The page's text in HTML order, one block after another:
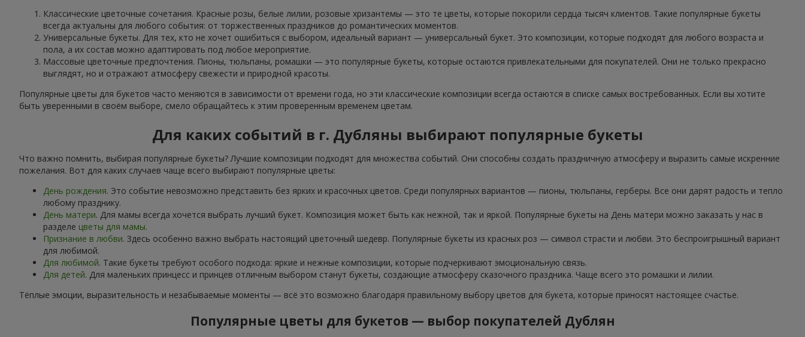
Классические цветочные сочетания. Красные розы, белые лилии, розовые хризантемы — это те цветы, которые покорили сердца тысяч клиентов. Такие популярные букеты
всегда актуальны для любого события: от торжественных праздников до романтических моментов.
Универсальные букеты. Для тех, кто не хочет ошибиться с выбором, идеальный вариант — универсальный букет. Это композиции, которые подходят для любого возраста и
пола, а их состав можно адаптировать под любое мероприятие.
Массовые цветочные предпочтения. Пионы, тюльпаны, ромашки — это популярные букеты, которые остаются привлекательными для покупателей. Они не только прекрасно
выглядят, но и отражают атмосферу свежести и природной красоты.
Популярные цветы для букетов часто меняются в зависимости от времени года, но эти классические композиции всегда остаются в списке самых востребованных. Если вы хотите
быть уверенными в своём выборе, смело обращайтесь к этим проверенным временем цветам.
Для каких событий в г. Дубляны выбирают популярные букеты
Что важно помнить, выбирая популярные букеты? Лучшие композиции подходят для множества событий. Они способны создать праздничную атмосферу и выразить самые искренние
пожелания. Вот для каких случаев чаще всего выбирают популярные цветы:
День рождения. Это событие невозможно представить без ярких и красочных цветов. Среди популярных вариантов — пионы, тюльпаны, герберы. Все они дарят радость и тепло
любому празднику.
День матери. Для мамы всегда хочется выбрать лучший букет. Композиция может быть как нежной, так и яркой. Популярные букеты на День матери можно заказать у нас в
разделе цветы для мамы.
Признание в любви. Здесь особенно важно выбрать настоящий цветочный шедевр. Популярные букеты из красных роз — символ страсти и любви. Это беспроигрышный вариант
для любимой.
Для любимой. Такие букеты требуют особого подхода: яркие и нежные композиции, которые подчеркивают эмоциональную связь.
Для детей. Для маленьких принцесс и принцев отличным выбором станут букеты, создающие атмосферу сказочного праздника. Чаще всего это ромашки и лилии.
Тёплые эмоции, выразительность и незабываемые моменты — всё это возможно благодаря правильному выбору цветов для букета, которые приносят настоящее счастье.
Популярные цветы для букетов — выбор покупателей Дублян